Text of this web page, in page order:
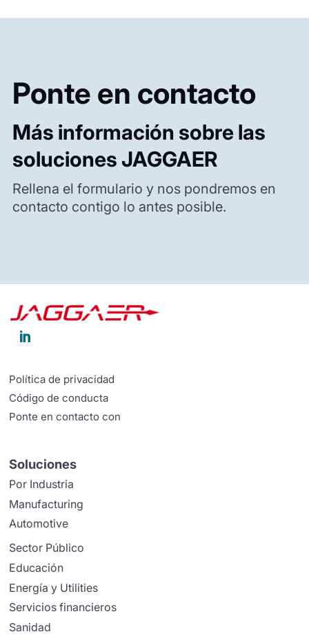
Ponte en contacto
Más información sobre las
soluciones JAGGAER
Rellena el formulario y nos pondremos en
contacto contigo lo antes posible.

Política de privacidad
Código de conducta
Ponte en contacto con
Soluciones
Por Industria
Manufacturing
Automotive
Sector Público
Educación
Energía y Utilities
Servicios financieros
Sanidad